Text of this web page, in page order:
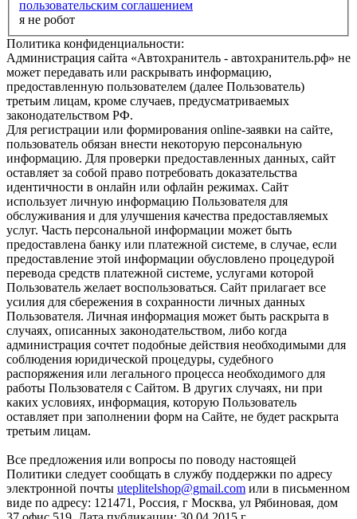
пользовательским соглашением
я не робот
Политика конфиденциальности:
Администрация сайта «Автохранитель - автохранитель.рф» не
может передавать или раскрывать информацию,
предоставленную пользователем (далее Пользователь)
третьим лицам, кроме случаев, предусматриваемых
законодательством РФ.
Для регистрации или формирования online-заявки на сайте,
пользователь обязан внести некоторую персональную
информацию. Для проверки предоставленных данных, сайт
оставляет за собой право потребовать доказательства
идентичности в онлайн или офлайн режимах. Сайт
использует личную информацию Пользователя для
обслуживания и для улучшения качества предоставляемых
услуг. Часть персональной информации может быть
предоставлена банку или платежной системе, в случае, если
предоставление этой информации обусловлено процедурой
перевода средств платежной системе, услугами которой
Пользователь желает воспользоваться. Сайт прилагает все
усилия для сбережения в сохранности личных данных
Пользователя. Личная информация может быть раскрыта в
случаях, описанных законодательством, либо когда
администрация сочтет подобные действия необходимыми для
соблюдения юридической процедуры, судебного
распоряжения или легального процесса необходимого для
работы Пользователя с Сайтом. В других случаях, ни при
каких условиях, информация, которую Пользователь
оставляет при заполнении форм на Сайте, не будет раскрыта
третьим лицам.
Все предложения или вопросы по поводу настоящей
Политики следует сообщать в службу поддержки по адресу
электронной почты uteplitelshop@gmail.com или в письменном
виде по адресу: 121471, Россия, г Москва, ул Рябиновая, дом